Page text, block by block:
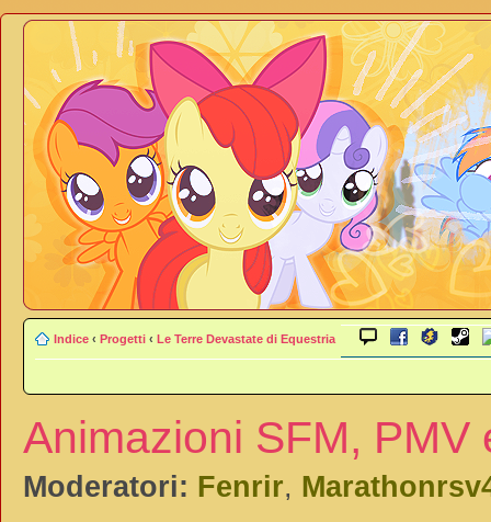
Indice ‹ Progetti ‹ Le Terre Devastate di Equestria
Animazioni SFM, PMV
Moderatori: Fenrir,